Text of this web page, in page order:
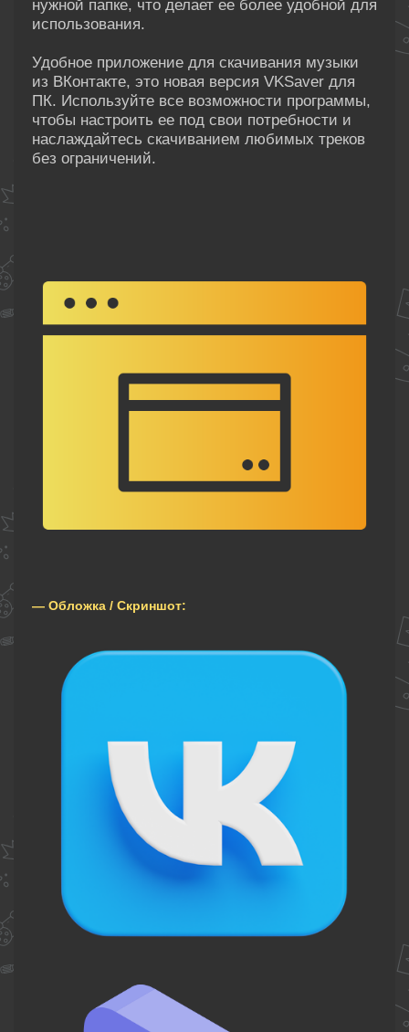
нужной папке, что делает ее более удобной для
использования.
Удобное приложение для скачивания музыки
из ВКонтакте, это новая версия VKSaver для
ПК. Используйте все возможности программы,
чтобы настроить ее под свои потребности и
наслаждайтесь скачиванием любимых треков
без ограничений.
— Обложка / Скриншот: